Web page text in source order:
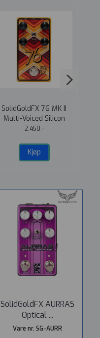
SolidGoldFX 76 MK II
Multi-Voiced Silicon
Octave-Up Fuzz
2.450,-
Kjøp
SolidGoldFX AURRAS
Optical ...
Vare nr. SG-AURR